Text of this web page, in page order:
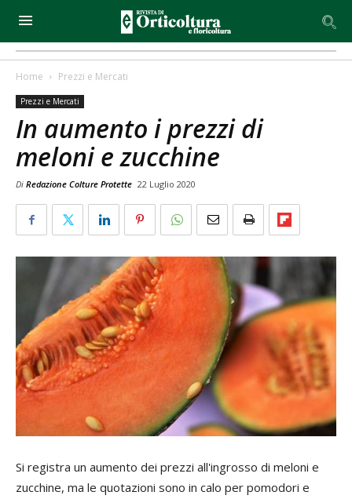
Home Prezzi e Mercati
Prezzi e Mercati
In aumento i prezzi di
meloni e zucchine
Di Redazione Colture Protette 22 Luglio 2020
Si registra un aumento dei prezzi all'ingrosso di meloni e
zucchine, ma le quotazioni sono in calo per pomodori e